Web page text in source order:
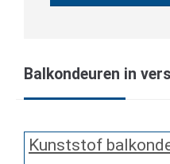
Balkondeuren in
Kunststof